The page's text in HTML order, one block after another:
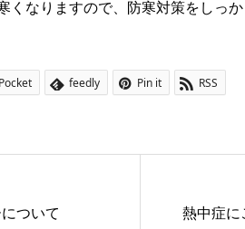
くなりますので、防寒対策をしっ
Pocket feedly Pin it RSS
ついて 熱中症に